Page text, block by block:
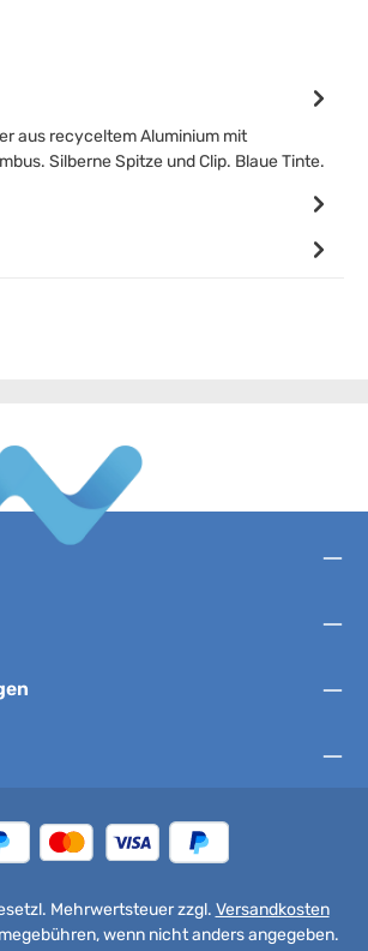
aus recyceltem Aluminium mit
Silberne Spitze und Clip. Blaue Tinte.
Mehrwertsteuer zzgl. Versandkosten
wenn nicht anders angegeben.